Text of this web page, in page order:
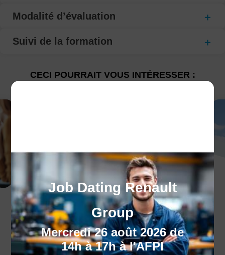
Job Dating Renault
Group
Mercredi 26 août 2026 de
14h à 17h à l'AFPI
Modalité d’évaluation
Suivi de la formation
CECI POURRAIT VOUS INTÉRESSER :
Bilan de compétences
Faites le point sur vos aspirations !